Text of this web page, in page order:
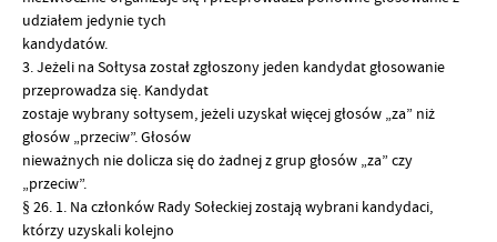
udziałem jedynie tych
kandydatów.
3. Jeżeli na Sołtysa został zgłoszony jeden kandydat głosowanie
przeprowadza się. Kandydat
zostaje wybrany sołtysem, jeżeli uzyskał więcej głosów „za” niż
głosów „przeciw”. Głosów
nieważnych nie dolicza się do żadnej z grup głosów „za” czy
„przeciw”.
§ 26. 1. Na członków Rady Sołeckiej zostają wybrani kandydaci,
którzy uzyskali kolejno